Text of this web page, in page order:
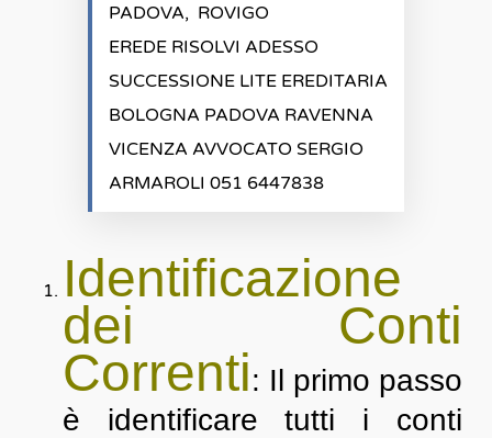
PADOVA, ROVIGO
EREDE RISOLVI ADESSO
SUCCESSIONE LITE EREDITARIA
BOLOGNA PADOVA RAVENNA
VICENZA AVVOCATO SERGIO
ARMAROLI 051 6447838
Identificazione
dei Conti
Correnti: Il primo passo
è identificare tutti i conti